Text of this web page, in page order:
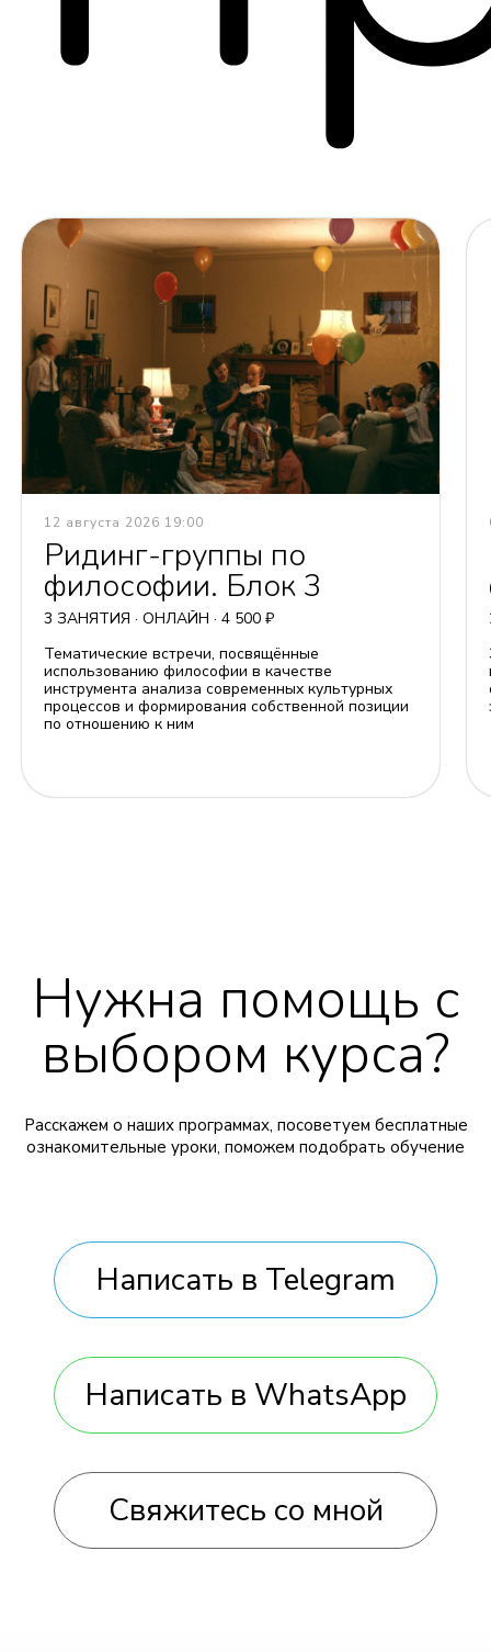
12 августа 2026 19:00
Ридинг-группы по
философии. Блок 3
3 ЗАНЯТИЯ · ОНЛАЙН · 4 500 ₽
Тематические встречи, посвящённые
использованию философии в качестве
инструмента анализа современных культурных
процессов и формирования собственной позиции
по отношению к ним
Нужна помощь с
выбором курса?
Расскажем о наших программах, посоветуем бесплатные
ознакомительные уроки, поможем подобрать обучение